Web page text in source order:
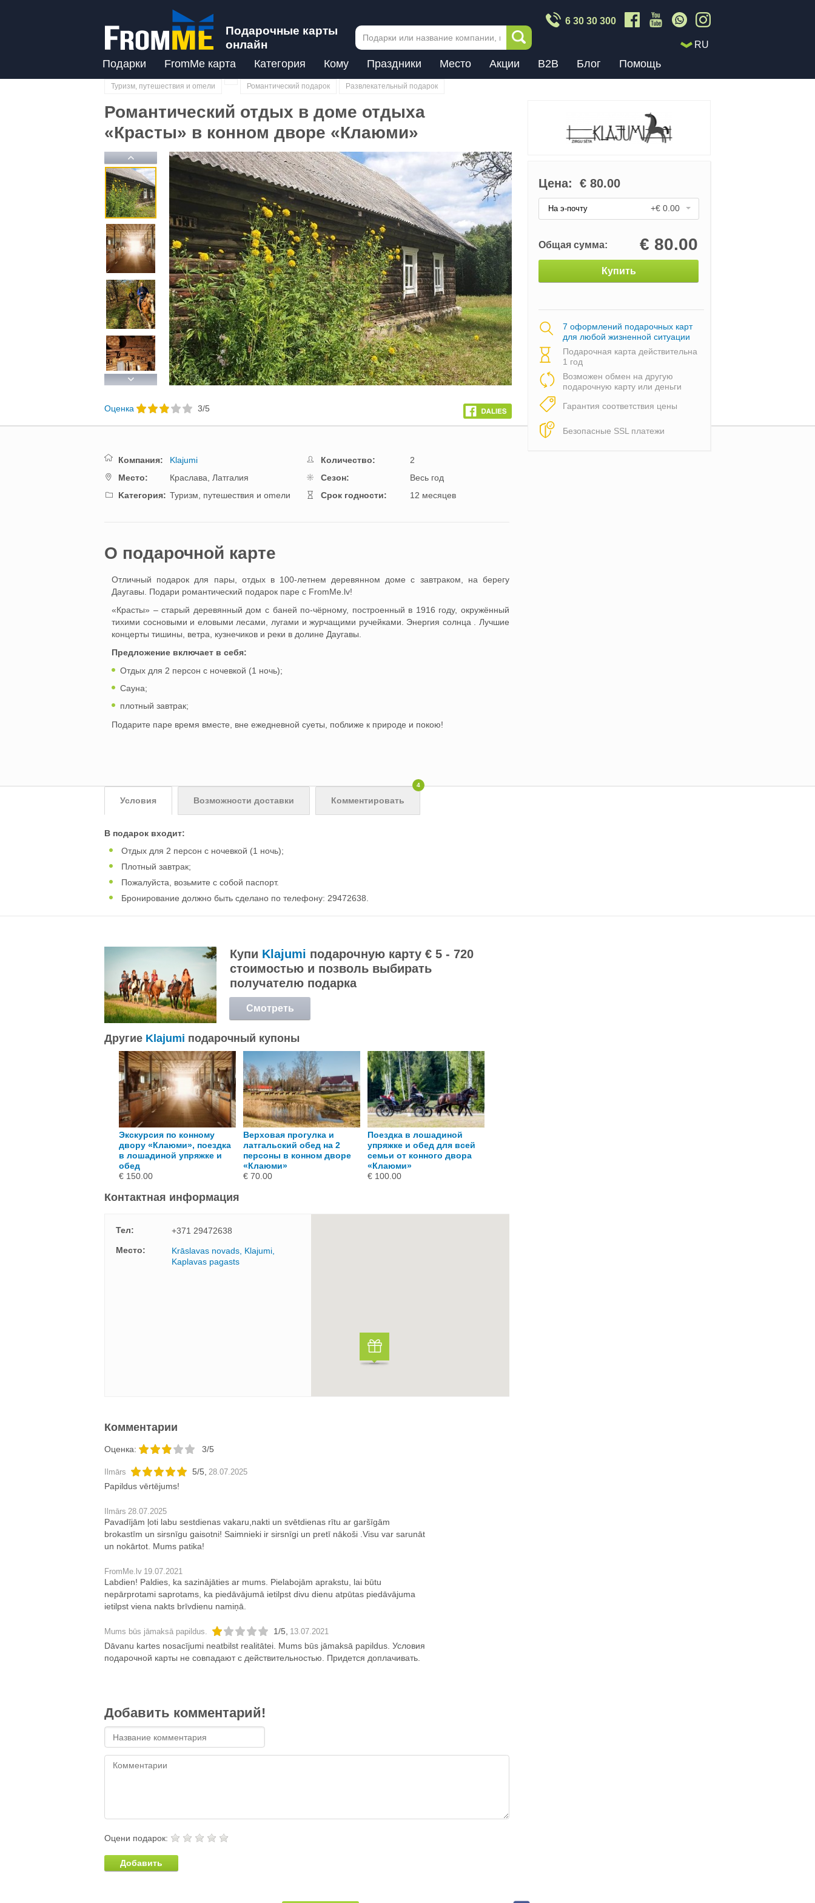
Подарочные карты
онлайн
6 30 30 300
RU
Подарки FromMe карта Категория Кому Праздники Место Акции B2B Блог Помощь
Туризм, путешествия и оmели Романтический подарок Развлекательный подарок
Романтический отдых в доме отдыха
«Красты» в конном дворе «Клаюми»
Previous
Next
Previous Next
Oценка 3/5
Цена: € 80.00
На э-почту +€ 0.00
Общая сумма: € 80.00
Купить
7 оформлений подарочных карт
для любой жизненной ситуации
Подарочная карта действительна
1 год
Возможен обмен на другую
подарочную карту или деньги
Гарантия соответствия цены
Безопасные SSL платежи
Компания:
Klajumi
Mестo:
Краслава,
Латгалия
Kатегория: Туризм, путешествия и оmели
Количество:
2
Cезон:
Весь год
Cрок годности:
12 месяцев
O подарочной картe
Отличный подарок для пары, отдых в 100-летнем деревянном доме с завтраком, на берегу
Даугавы. Подари романтический подарок паре с FromMe.lv!
«Красты» – старый деревянный дом с баней по-чёрному, построенный в 1916 году, окружённый
тихими сосновыми и еловыми лесами, лугами и журчащими ручейками. Энергия солнца . Лучшие
концерты тишины, ветра, кузнечиков и реки в долине Даугавы.
Предложение включает в себя:
Отдых для 2 персон с ночевкой (1 ночь);
Сауна;
плотный завтрак;
Подарите паре время вместе, вне ежедневной суеты, поближе к природе и покою!
Условия Возможности доставки Комментировать
4
В подарок входит:
Отдых для 2 персон с ночевкой (1 ночь);
Плотный завтрак;
Пожалуйста, возьмите с собой паспорт.
Бронирование должно быть сделано по телефону: 29472638.
Купи Klajumi подарочную карту € 5 - 720
стоимостью и позволь выбирать
получателю подарка
Смотреть
Другие Klajumi подарочный купоны
Экскурсия по конному
двору «Клаюми», поездка
в лошадиной упряжке и
обед
€ 150.00
Верховая прогулка и
латгальский обед на 2
персоны в конном дворе
«Клаюми»
€ 70.00
Поездка в лошадиной
упряжке и обед для всей
семьи от конного двора
«Клаюми»
€ 100.00
Контактная информация
Тел:
+371 29472638
Mесто:
Krāslavas novads, Klajumi,
Kaplavas pagasts
Комментарии
Oценка: 3/5
Ilmārs 5/5 28.07.2025
Papildus vērtējums!
Ilmārs 28.07.2025
Pavadījām ļoti labu sestdienas vakaru,nakti un svētdienas rītu ar garšīgām
brokastīm un sirsnīgu gaisotni! Saimnieki ir sirsnīgi un pretī nākoši .Visu var sarunāt
un nokārtot. Mums patika!
FromMe.lv 19.07.2021
Labdien! Paldies, ka sazinājāties ar mums. Pielabojām aprakstu, lai būtu
nepārprotami saprotams, ka piedāvājumā ietilpst divu dienu atpūtas piedāvājuma
ietilpst viena nakts brīvdienu namiņā.
Mums būs jāmaksā papildus. 1/5 13.07.2021
Dāvanu kartes nosacījumi neatbilst realitātei. Mums būs jāmaksā papildus. Условия
подарочной карты не совпадают с действительностью. Придется доплачивать.
Добавить комментарий!
Оцени подарок:
Добавить